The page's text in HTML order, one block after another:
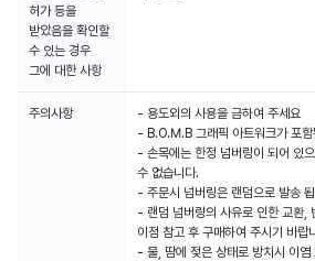
허가 등을
받았음을 확인할
수 있는 경우
그에 대한 사항
주의사항
- 용도외의 사용을 금하여 주세요
- B.O.M.B 그래픽 아트워크가 포
- 손목에는 한정 넘버링이 되어 있
수 없습니다.
- 주문시 넘버링은 랜덤으로 발송
- 랜덤 넘버링의 사유로 인한 교환,
이점 참고 후 구매하여 주시기 바랍
- 물, 땀에 젖은 상태로 방치시 이염